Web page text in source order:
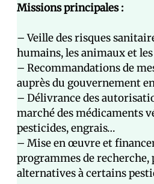
Missions principales :
– Veille des risques
humains, les animaux et
– Recommandations de
auprès du gouvernement
– Délivrance des
marché des médicaments
pesticides, engrais…
– Mise en œuvre et
programmes de recherche,
alternatives à certains